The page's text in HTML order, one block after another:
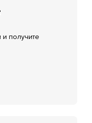
получите